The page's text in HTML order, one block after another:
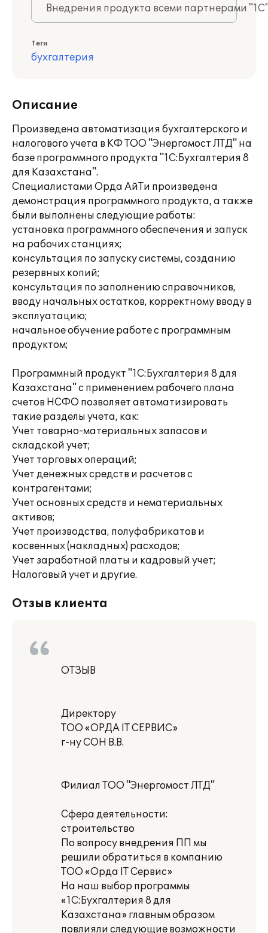
Внедрения продукта всеми партнерами
Теги
бухгалтерия
Описание
Произведена автоматизация бухгалтерского и
налогового учета в КФ ТОО "Энергомост ЛТД" на
базе программного продукта "1С:Бухгалтерия 8
для Казахстана".
Специалистами Орда АйТи произведена
демонстрация программного продукта, а также
были выполнены следующие работы:
установка программного обеспечения и запуск
на рабочих станциях;
консультация по запуску системы, созданию
резервных копий;
консультация по заполнению справочников,
вводу начальных остатков, корректному вводу в
эксплуатацию;
начальное обучение работе с программным
продуктом;
Программный продукт "1С:Бухгалтерия 8 для
Казахстана" с применением рабочего плана
счетов НСФО позволяет автоматизировать
такие разделы учета, как:
Учет товарно-материальных запасов и
складской учет;
Учет торговых операций;
Учет денежных средств и расчетов с
контрагентами;
Учет основных средств и нематериальных
активов;
Учет производства, полуфабрикатов и
косвенных (накладных) расходов;
Учет заработной платы и кадровый учет;
Налоговый учет и другие.
Отзыв клиента
ОТЗЫВ
Директору
ТОО «ОРДА IT СЕРВИС»
г-ну СОН В.В.
Филиал ТОО "Энергомост ЛТД"
Сфера деятельности:
строительство
По вопросу внедрения ПП мы
решили обратиться в компанию
ТОО «Орда IT Сервис»
На наш выбор программы
«1С:Бухгалтерия 8 для
Казахстана» главным образом
повлияли следующие возможности